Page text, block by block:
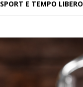
SPORT E TEMPO LIBERO